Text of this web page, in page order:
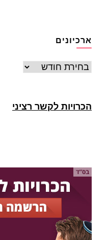
ארכיונים
ארכיונים
הכרויות לקשר רציני